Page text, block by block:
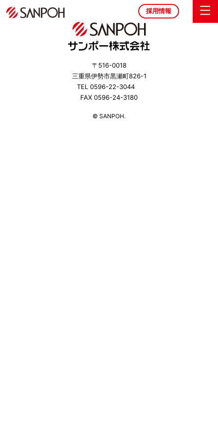
採用情報
〒516-0018
三重県伊勢市黒瀬町826-1
TEL 0596-22-3044
FAX 0596-24-3180
© SANPOH.